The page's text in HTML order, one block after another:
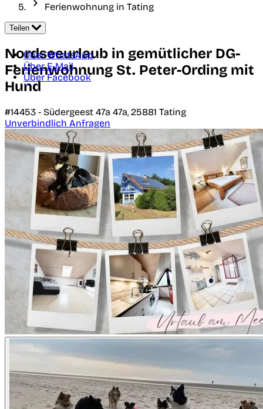
Ferienwohnung in Tating
Teilen
Über WhatsApp
Über E-Mail
Über Facebook
Nordseeurlaub in gemütlicher DG-
Ferienwohnung St. Peter-Ording mit
Hund
#14453 - Südergeest 47a 47a, 25881 Tating
Unverbindlich Anfragen